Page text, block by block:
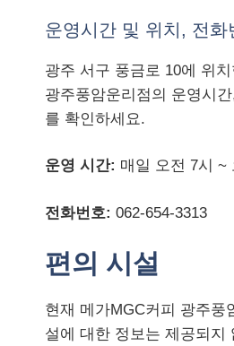
운영시간 및 위치, 전화
광주 서구 풍금로 10에 위
광주풍암운리점의 운영시
를 확인하세요.
운영 시간: 매일 오전 7시 ~
전화번호: 062-654-3313
편의 시설
현재 메가MGC커피 광주풍
설에 대한 정보는 제공되지